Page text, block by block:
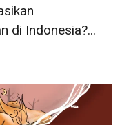
di Indonesia?...